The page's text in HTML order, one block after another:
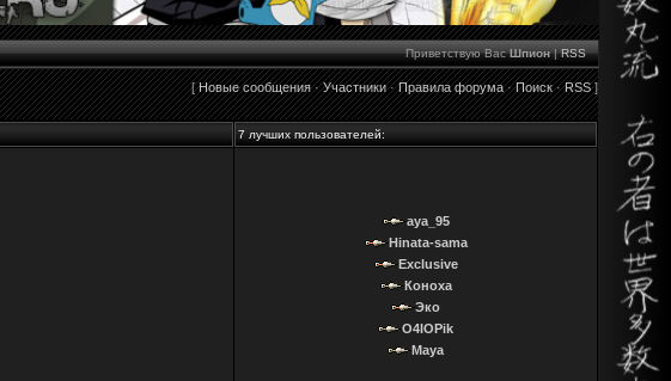
Приветствую Вас Шпион|RSS
[Новые сообщения·Участники·Правила форума·Поиск·RSS]
7 лучших пользователей:
aya_95
Hinata-sama
Exclusive
Коноха
Эко
O4IOPik
Maya